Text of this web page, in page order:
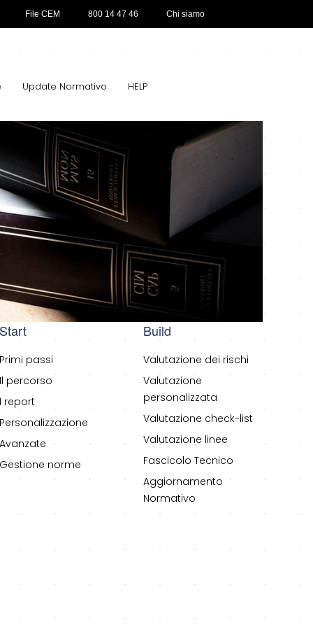
File CEM 800 14 47 46 Chi siamo
Update Normativo HELP
Start
Primi passi
Il percorso
I report
Personalizzazione
Avanzate
Gestione norme
Build
Valutazione dei rischi
Valutazione
personalizzata
Valutazione check-list
Valutazione linee
Fascicolo Tecnico
Aggiornamento
Normativo